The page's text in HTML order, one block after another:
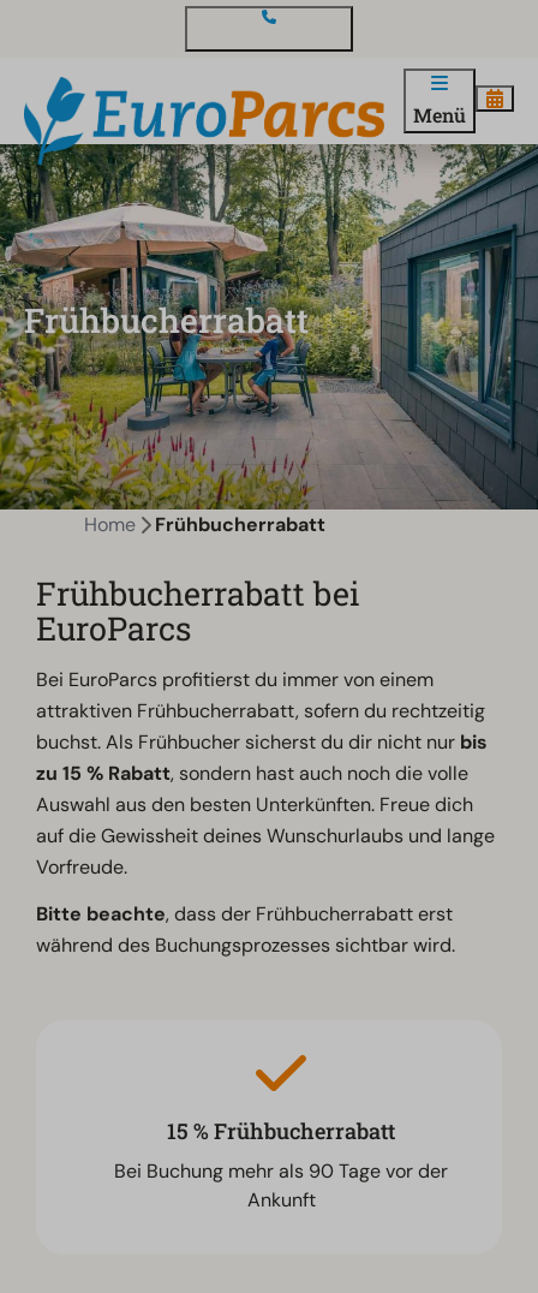
Menü
Frühbucherrabatt
Home Frühbucherrabatt
Frühbucherrabatt bei
EuroParcs
Bei EuroParcs profitierst du immer von einem
attraktiven Frühbucherrabatt, sofern du rechtzeitig
buchst. Als Frühbucher sicherst du dir nicht nur bis
zu 15 % Rabatt, sondern hast auch noch die volle
Auswahl aus den besten Unterkünften. Freue dich
auf die Gewissheit deines Wunschurlaubs und lange
Vorfreude.
Bitte beachte, dass der Frühbucherrabatt erst
während des Buchungsprozesses sichtbar wird.
15 % Frühbucherrabatt
Bei Buchung mehr als 90 Tage vor der
Ankunft